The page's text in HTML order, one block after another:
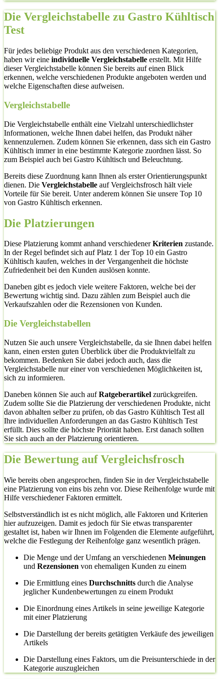
Die Vergleichstabelle zu Gastro Kühltisch
Test
Für jedes beliebige Produkt aus den verschiedenen Kategorien,
haben wir eine individuelle Vergleichstabelle erstellt. Mit Hilfe
dieser Vergleichstabelle können Sie bereits auf einen Blick
erkennen, welche verschiedenen Produkte angeboten werden und
welche Eigenschaften diese aufweisen.
Vergleichstabelle
Die Vergleichstabelle enthält eine Vielzahl unterschiedlichster
Informationen, welche Ihnen dabei helfen, das Produkt näher
kennenzulernen. Zudem können Sie erkennen, dass sich ein Gastro
Kühltisch immer in eine bestimmte Kategorie zuordnen lässt. So
zum Beispiel auch bei Gastro Kühltisch und Beleuchtung.
Bereits diese Zuordnung kann Ihnen als erster Orientierungspunkt
dienen. Die Vergleichstabelle auf Vergleichsfrosch hält viele
Vorteile für Sie bereit. Unter anderem können Sie unsere Top 10
von Gastro Kühltisch erkennen.
Die Platzierungen
Diese Platzierung kommt anhand verschiedenerKriterien zustande.
In der Regel befindet sich auf Platz 1 der Top 10 ein Gastro
Kühltisch kaufen, welches in der Vergangenheit die höchste
Zufriedenheit bei den Kunden auslösen konnte.
Daneben gibt es jedoch viele weitere Faktoren, welche bei der
Bewertung wichtig sind. Dazu zählen zum Beispiel auch die
Verkaufszahlen oder die Rezensionen von Kunden.
Die Vergleichstabellen
Nutzen Sie auch unsere Vergleichstabelle, da sie Ihnen dabei helfen
kann, einen ersten guten Überblick über die Produktvielfalt zu
bekommen. Bedenken Sie dabei jedoch auch, dass die
Vergleichstabelle nur einer von verschiedenen Möglichkeiten ist,
sich zu informieren.
Daneben können Sie auch aufRatgeberartikel zurückgreifen.
Zudem sollte Sie die Platzierung der verschiedenen Produkte, nicht
davon abhalten selber zu prüfen, ob das Gastro Kühltisch Test all
Ihre individuellen Anforderungen an das Gastro Kühltisch Test
erfüllt. Dies sollte die höchste Priorität haben. Erst danach sollten
Sie sich auch an der Platzierung orientieren.
Die Bewertung auf Vergleichsfrosch
Wie bereits oben angesprochen, finden Sie in der Vergleichstabelle
eine Platzierung von eins bis zehn vor. Diese Reihenfolge wurde mit
Hilfe verschiedener Faktoren ermittelt.
Selbstverständlich ist es nicht möglich, alle Faktoren und Kriterien
hier aufzuzeigen. Damit es jedoch für Sie etwas transparenter
gestaltet ist, haben wir Ihnen im Folgenden die Elemente aufgeführt,
welche die Festlegung der Reihenfolge ganz wesentlich prägen.
Die Menge und der Umfang an verschiedenen Meinungen
und Rezensionen von ehemaligen Kunden zu einem
Die Ermittlung eines Durchschnitts durch die Analyse
jeglicher Kundenbewertungen zu einem Produkt
Die Einordnung eines Artikels in seine jeweilige Kategorie
mit einer Platzierung
Die Darstellung der bereits getätigten Verkäufe des jeweiligen
Artikels
Die Darstellung eines Faktors, um die Preisunterschiede in der
Kategorie auszugleichen